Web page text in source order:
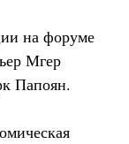
на форуме
Мгер
Папоян.